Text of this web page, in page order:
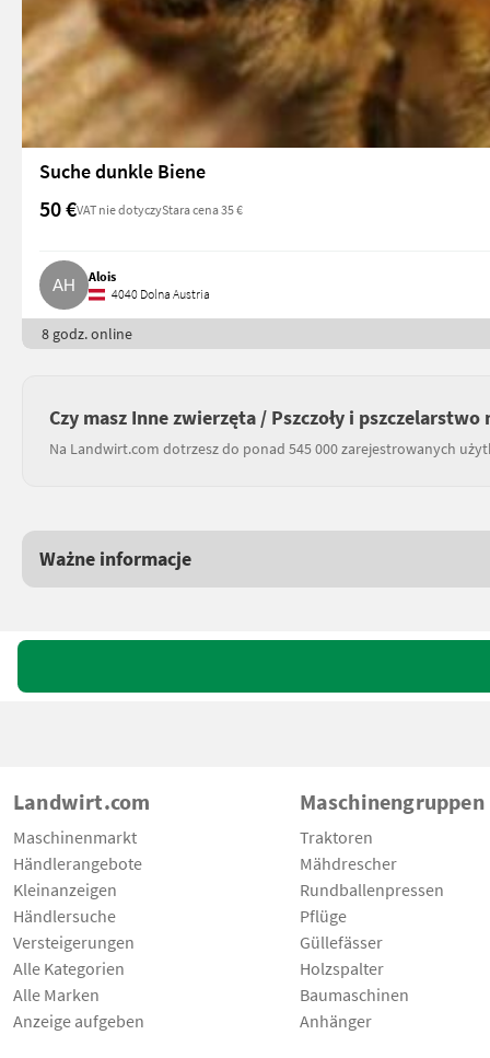
Suche dunkle Biene
50 €VAT nie dotyczyStara cena 35 €
Alois
4040 Dolna Austria
8 godz. online
Czy masz Inne zwierzęta / Pszczoły i pszczelarstwo
Na Landwirt.com dotrzesz do ponad 545 000 zarejestrowanych
Ważne informacje
Landwirt.com
Maschinenmarkt
Händlerangebote
Kleinanzeigen
Händlersuche
Versteigerungen
Alle Kategorien
Alle Marken
Anzeige aufgeben
Maschinengruppen
Traktoren
Mähdrescher
Rundballenpressen
Pflüge
Güllefässer
Holzspalter
Baumaschinen
Anhänger